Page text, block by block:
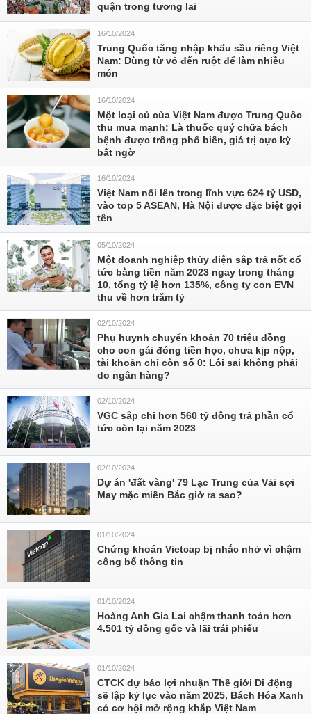
quận trong tương lai
16/10/2024
Trung Quốc tăng nhập khẩu sầu riêng Việt
Nam: Dùng từ vỏ đến ruột để làm nhiều
món
16/10/2024
Một loại củ của Việt Nam được Trung Quốc
thu mua mạnh: Là thuốc quý chữa bách
bệnh được trồng phổ biến, giá trị cực kỳ
bất ngờ
16/10/2024
Việt Nam nổi lên trong lĩnh vực 624 tỷ USD,
vào top 5 ASEAN, Hà Nội được đặc biệt gọi
tên
05/10/2024
Một doanh nghiệp thủy điện sắp trả nốt cổ
tức bằng tiền năm 2023 ngay trong tháng
10, tổng tỷ lệ hơn 135%, công ty con EVN
thu về hơn trăm tỷ
02/10/2024
Phụ huynh chuyển khoản 70 triệu đồng
cho con gái đóng tiền học, chưa kịp nộp,
tài khoản chỉ còn số 0: Lỗi sai không phải
do ngân hàng?
02/10/2024
VGC sắp chi hơn 560 tỷ đồng trả phần cổ
tức còn lại năm 2023
02/10/2024
Dự án 'đất vàng' 79 Lạc Trung của Vải sợi
May mặc miền Bắc giờ ra sao?
01/10/2024
Chứng khoán Vietcap bị nhắc nhở vì chậm
công bố thông tin
01/10/2024
Hoàng Anh Gia Lai chậm thanh toán hơn
4.501 tỷ đồng gốc và lãi trái phiếu
01/10/2024
CTCK dự báo lợi nhuận Thế giới Di động
sẽ lập kỷ lục vào năm 2025, Bách Hóa Xanh
có cơ hội mở rộng khắp Việt Nam